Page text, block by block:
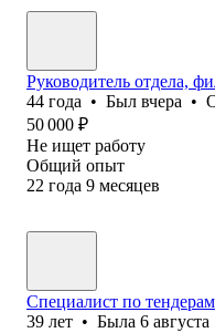
Руководитель отдела,
44 года • Был вчера •
50 000 ₽
Не ищет работу
Общий опыт
22 года 9 месяцев
Специалист по тендерам
39 лет • Была 6 августа